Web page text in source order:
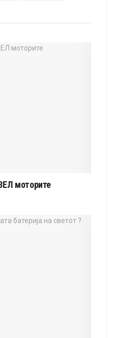
моторите